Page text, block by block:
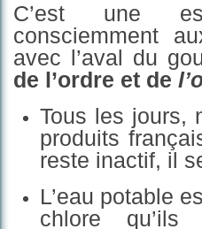
C’est une
consciemment
avec l’aval du
de l’ordre et de
Tous les jours,
produits
reste inactif, il
L’eau potable
chlore